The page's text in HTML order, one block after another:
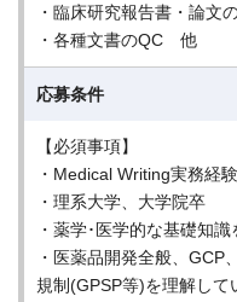
・臨床研究報告書・論文
・各種文書のQC 他
応募条件
【必須事項】
・Medical Writing実務経
・理系大学、大学院卒
・薬学･医学的な基礎知識
・医薬品開発全般、GCP
規制(GPSP等)を理解して